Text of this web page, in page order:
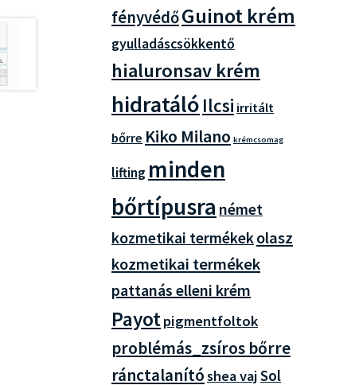
fényvédőGuinot krém
gyulladáscsökkentő
hialuronsav krém
hidratáló Ilcsi irritált
bőrre Kiko Milano krémcsomag
lifting minden
bőrtípusra német
kozmetikai termékekolasz
kozmetikai termékek
pattanás elleni krém
Payotpigmentfoltok
problémás_zsíros bőrre
ránctalanítóshea vajSol